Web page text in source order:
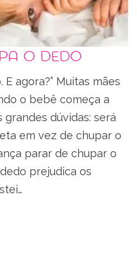
o dedo
agora?” Muitas mães
o bebê começa a
dúvidas: será
em vez de chupar o
parar de chupar o
prejudica os